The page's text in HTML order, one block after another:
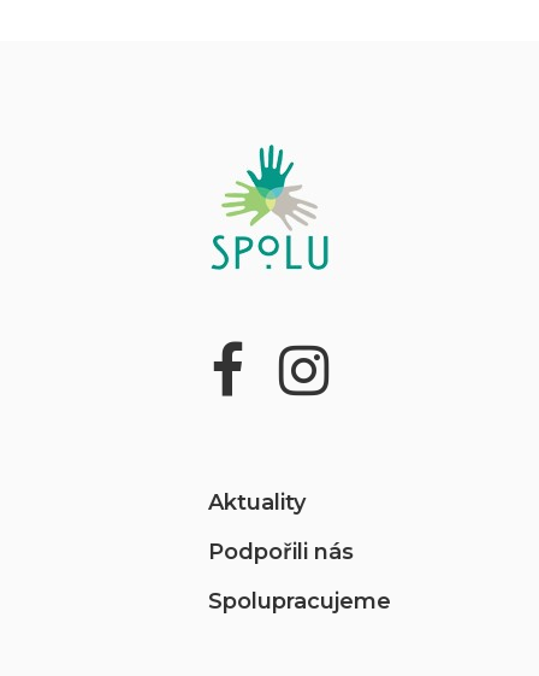
Aktuality
Podpořili nás
Spolupracujeme